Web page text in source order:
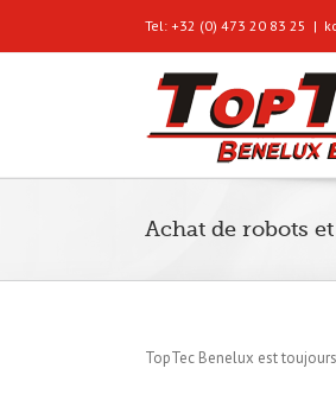
Tel: +32 (0) 473 20 83 25 |
Achat de robots
TopTec Benelux est